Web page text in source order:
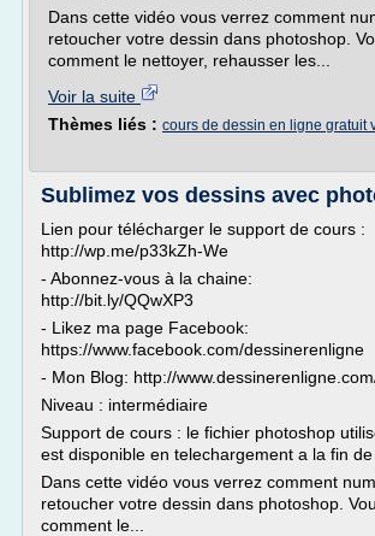
Dans cette vidéo vous verrez comment
retoucher votre dessin dans photoshop.
comment le nettoyer, rehausser les...
Voir la suite
Thèmes liés : cours de dessin en ligne gratuit
Sublimez vos dessins avec
Lien pour télécharger le support de cours :
http://wp.me/p33kZh-We
- Abonnez-vous à la chaine:
http://bit.ly/QQwXP3
- Likez ma page Facebook:
https://www.facebook.com/dessinerenligne
- Mon Blog: http://
Niveau : intermédiaire
Support de cours : le fichier photoshop
est disponible en telechargement a la fin de
Dans cette vidéo vous verrez comment
retoucher votre dessin dans photoshop.
comment le...